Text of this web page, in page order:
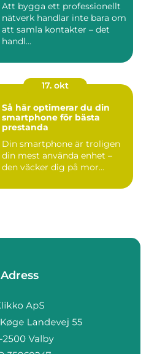
Att bygga ett professionellt
nätverk handlar inte bara om
att samla kontakter – det
handl...
17. okt
Så här optimerar du din
smartphone för bästa
prestanda
Din smartphone är troligen
din mest använda enhet –
den väcker dig på mor...
Adress